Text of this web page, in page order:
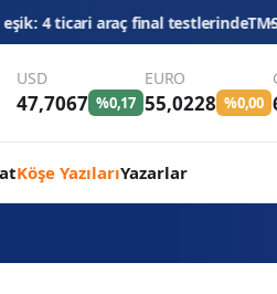
TMSF, 106 aracı ihaleyle
USD
47,7067 %0,17
EURO
55,0228 %0,00
Köşe YazılarıYazarlar